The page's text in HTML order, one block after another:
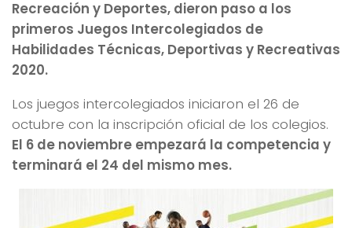
Recreación y Deportes, dieron paso a los
primeros Juegos Intercolegiados de
Habilidades Técnicas, Deportivas y Recreativas
2020.
Los juegos intercolegiados iniciaron el 26 de
octubre con la inscripción oficial de los colegios.
El 6 de noviembre empezará la competencia y
terminará el 24 del mismo mes.